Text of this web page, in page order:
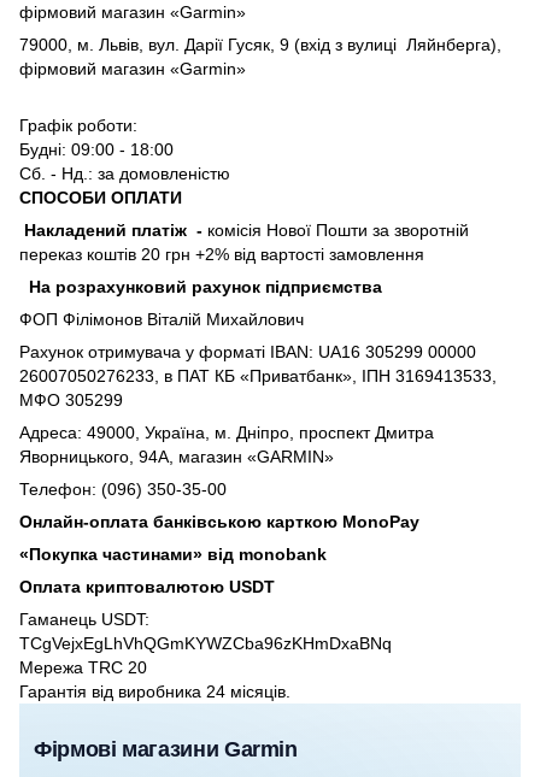
фірмовий магазин «Garmin»
79000, м. Львів, вул. Дарії Гусяк, 9 (вхід з вулиці Ляйнберга),
фірмовий магазин «Garmin»
Графік роботи:
Будні: 09:00 - 18:00
Сб. - Нд.: за домовленістю
СПОСОБИ ОПЛАТИ
Накладений платіж - комісія Нової Пошти за зворотній
переказ коштів 20 грн +2% від вартості замовлення
На розрахунковий рахунок підприємства
ФОП Філімонов Віталій Михайлович
Рахунок отримувача у форматі IBAN: UA16 305299 00000
26007050276233, в ПАТ КБ «Приватбанк», ІПН 3169413533,
МФО 305299
Адреса: 49000, Україна, м. Дніпро, проспект Дмитра
Яворницького, 94А, магазин «GARMIN»
Телефон: (096) 350-35-00
Онлайн-оплата банківською карткою MonoPay
«Покупка частинами» від monobank
Оплата криптовалютою USDT
Гаманець USDT:
TCgVejxEgLhVhQGmKYWZCba96zKHmDxaBNq
Мережа TRC 20
Гарантія від виробника 24 місяців.
Фірмові магазини Garmin